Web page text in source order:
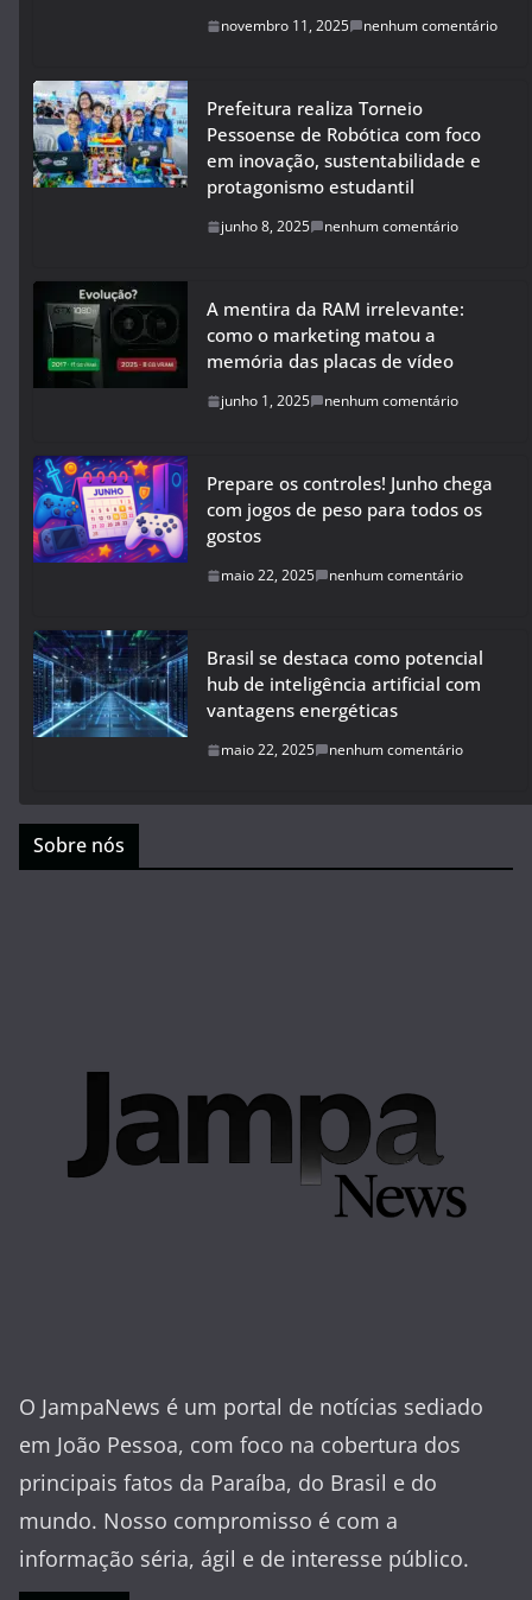
novembro 11, 2025 nenhum comentário
Prefeitura realiza Torneio
Pessoense de Robótica com foco
em inovação, sustentabilidade e
protagonismo estudantil
junho 8, 2025 nenhum comentário
A mentira da RAM irrelevante:
como o marketing matou a
memória das placas de vídeo
junho 1, 2025 nenhum comentário
Prepare os controles! Junho chega
com jogos de peso para todos os
gostos
maio 22, 2025 nenhum comentário
Brasil se destaca como potencial
hub de inteligência artificial com
vantagens energéticas
maio 22, 2025 nenhum comentário
Sobre nós
O JampaNews é um portal de notícias sediado
em João Pessoa, com foco na cobertura dos
principais fatos da Paraíba, do Brasil e do
mundo. Nosso compromisso é com a
informação séria, ágil e de interesse público.